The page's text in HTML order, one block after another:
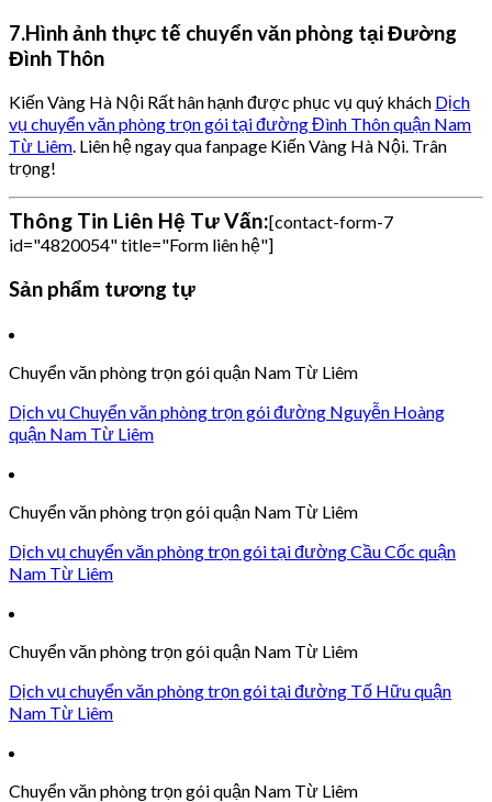
7.Hình ảnh thực tế chuyển văn phòng tại Đường
Đình Thôn
Kiến Vàng Hà Nội Rất hân hạnh được phục vụ quý khách Dịch
vụ chuyển văn phòng trọn gói tại đường Đình Thôn quận Nam
Từ Liêm. Liên hệ ngay qua fanpage Kiến Vàng Hà Nội. Trân
trọng!
Thông Tin Liên Hệ Tư Vấn:[contact-form-7
id="4820054" title="Form liên hệ"]
Sản phẩm tương tự
Chuyển văn phòng trọn gói quận Nam Từ Liêm
Dịch vụ Chuyển văn phòng trọn gói đường Nguyễn Hoàng
quận Nam Từ Liêm
Chuyển văn phòng trọn gói quận Nam Từ Liêm
Dịch vụ chuyển văn phòng trọn gói tại đường Cầu Cốc quận
Nam Từ Liêm
Chuyển văn phòng trọn gói quận Nam Từ Liêm
Dịch vụ chuyển văn phòng trọn gói tại đường Tố Hữu quận
Nam Từ Liêm
Chuyển văn phòng trọn gói quận Nam Từ Liêm